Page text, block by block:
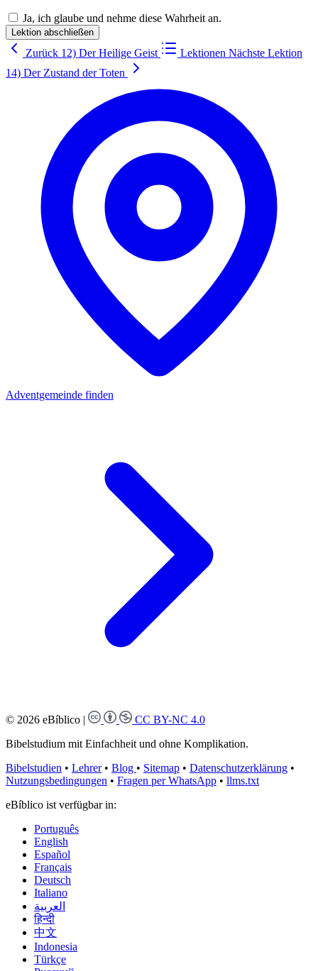
Ja, ich glaube und nehme diese Wahrheit an.
Lektion abschließen
Zurück 12) Der Heilige Geist Lektionen Nächste Lektion
14) Der Zustand der Toten
Adventgemeinde finden
© 2026 eBíblico |
CC BY-NC 4.0
Bibelstudium mit Einfachheit und ohne Komplikation.
Bibelstudien • Lehrer • Blog • Sitemap • Datenschutzerklärung •
Nutzungsbedingungen • Fragen per WhatsApp • llms.txt
eBíblico ist verfügbar in:
Português
English
Español
Français
Deutsch
Italiano
العربية
हिन्दी
中文
Indonesia
Türkçe